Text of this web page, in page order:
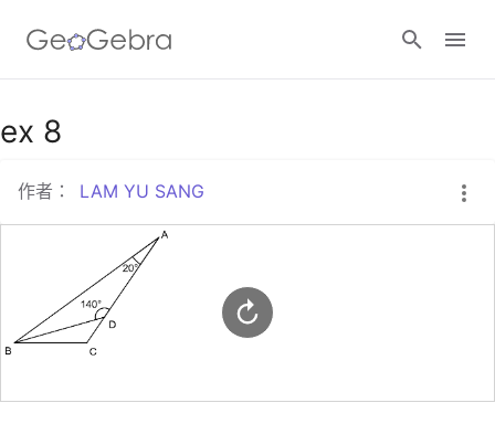
Google Classroom
GeoGebra Classroom
登入
ex 8
作者： LAM YU SANG